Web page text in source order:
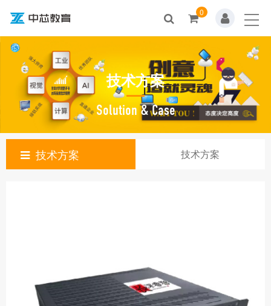
产品中心
技术方案
新闻资讯
资源中心
0
技术方案
Solution & Case
技术方案 技术方案